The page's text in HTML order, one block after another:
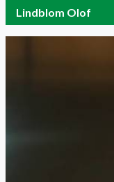
Lindblom Olof